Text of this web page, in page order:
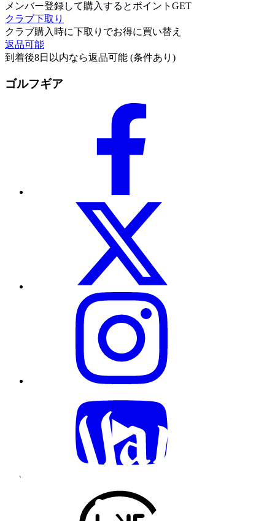
メンバー登録して購入するとポイントGET
クラブ下取り
クラブ購入時に下取りでお得に買い替え
返品可能
到着後8日以内なら返品可能 (条件あり)
ゴルフギア